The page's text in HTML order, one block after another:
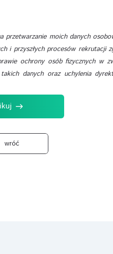
przetwarzanie moich danych
i przyszłych procesów rekrutacji
ochrony osób fizycznych w
danych oraz uchylenia
wróć